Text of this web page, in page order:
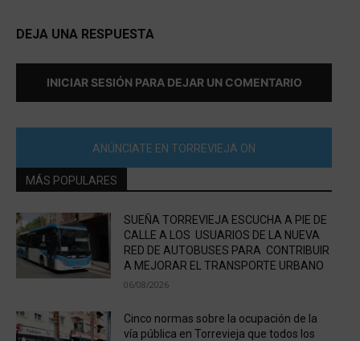
DEJA UNA RESPUESTA
INICIAR SESIÓN PARA DEJAR UN COMENTARIO
ANÚNCIATE EN TORREVIEJA ON
MÁS POPULARES
SUEÑA TORREVIEJA ESCUCHA A PIE DE
CALLE A LOS USUARIOS DE LA NUEVA
RED DE AUTOBUSES PARA CONTRIBUIR
A MEJORAR EL TRANSPORTE URBANO
06/08/2026
Cinco normas sobre la ocupación de la
vía pública en Torrevieja que todos los